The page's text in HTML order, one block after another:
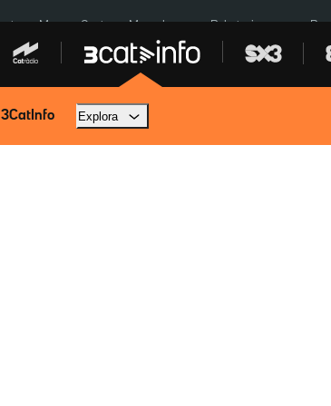
Menors Ceuta Mercabarna Robatoris coure
3CatInfo Explora